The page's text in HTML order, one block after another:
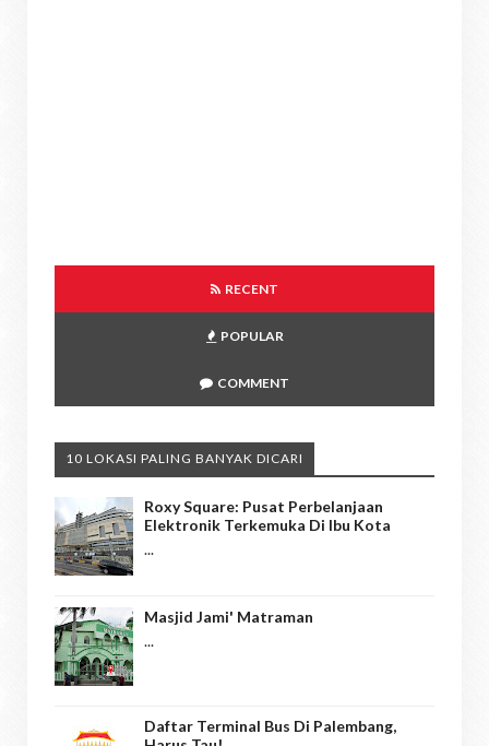
RECENT
POPULAR
COMMENT
10 LOKASI PALING BANYAK DICARI
Roxy Square: Pusat Perbelanjaan
Elektronik Terkemuka Di Ibu Kota
...
Masjid Jami' Matraman
...
Daftar Terminal Bus Di Palembang,